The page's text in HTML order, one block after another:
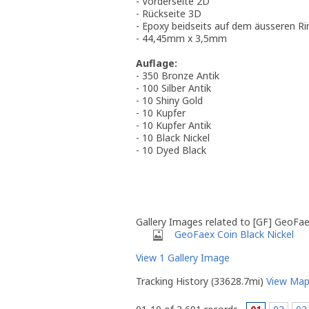
- Rückseite 3D
- Epoxy beidseits auf dem äusseren
- 44,45mm x 3,5mm
Auflage:
- 350 Bronze Antik
- 100 Silber Antik
- 10 Shiny Gold
- 10 Kupfer
- 10 Kupfer Antik
- 10 Black Nickel
- 10 Dyed Black
Gallery Images related to [GF]
GeoFaex Coin Black Nickel
View 1 Gallery Image
Tracking History (33628.7mi) View Map